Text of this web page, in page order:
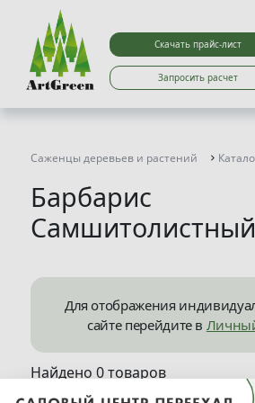
Скачать прайс-лист
Запросить расчет
Саженцы деревьев и растений
Барбарис
Самшитолистный
Для отображения
сайте перейдите в
Найдено 0 товаров